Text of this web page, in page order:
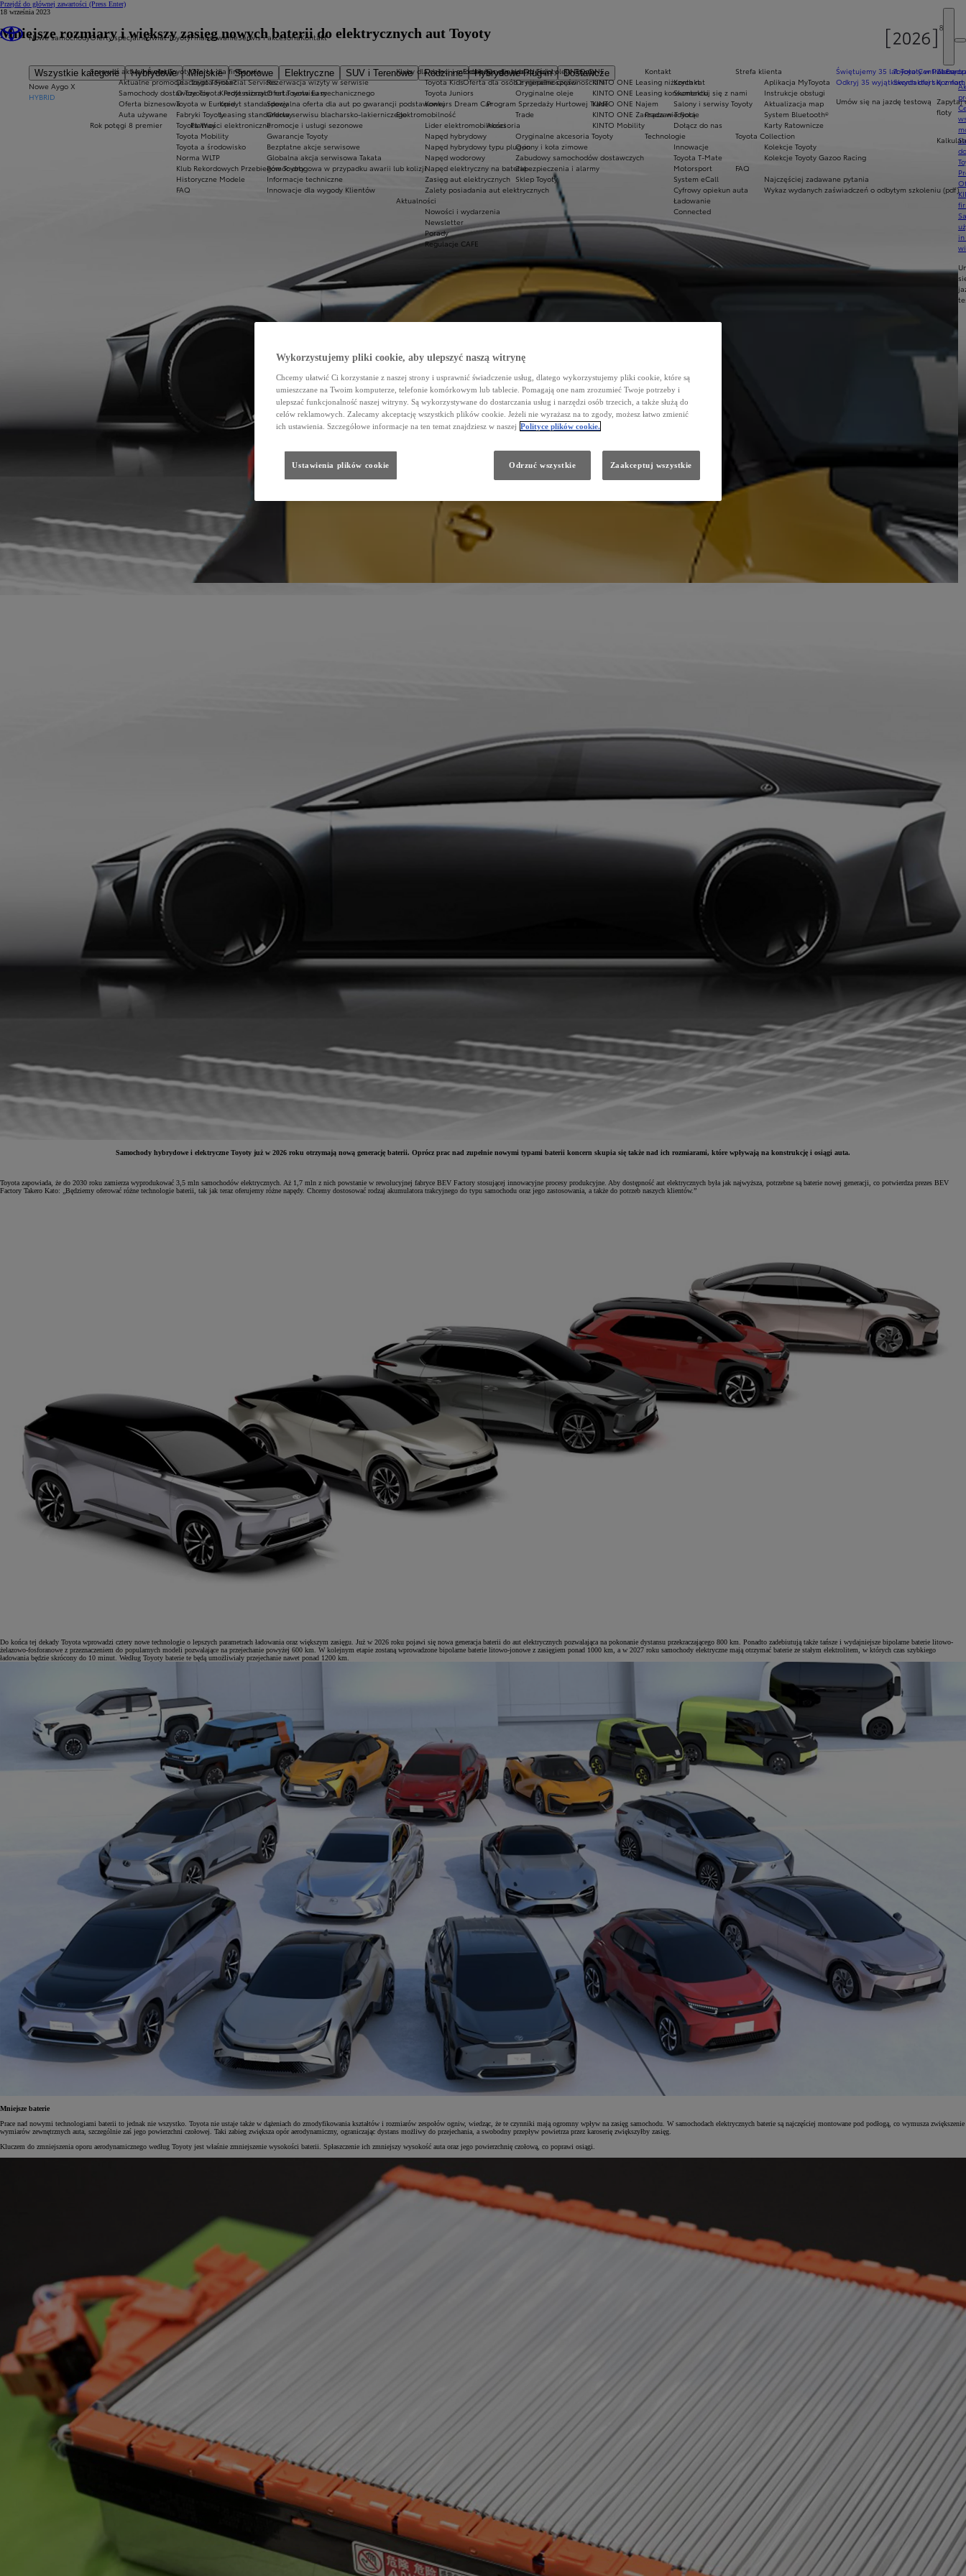
Przejdź do głównej zawartości (Press Enter)
Nowe samochody
Wszystkie kategorie Hybrydowe Miejskie Sportowe Elektryczne SUV i Terenowe Rodzinne Hybrydowe Plug-in
Dostawcze
Nowe Aygo X
HYBRID
Od81 900 zł
Od105 300 zł
Corolla Hatchback
HYBRID
Oferty specjalne
Sprawdź aktualne oferty
Aktualne promocje
Samochody dostawcze Toyota Professional
Oferta biznesowa
Auta używane
Rok potęgi 8 premier
Ekobonus dla hybryd Toyoty
Oferta dla osób z niepełnosprawnościami
Świętujemy 35 lat Toyoty w Polsce
Odkryj 35 wyjątkowych ofert
Umów się na jazdę testową
Świat Toyoty
Świat Toyoty
Dlaczego Toyota?
O Toyocie
Toyota w Europie
Fabryki Toyoty
Toyota Way
Toyota Mobility
Toyota a środowisko
Norma WLTP
Klub Rekordowych Przebiegów Toyoty
Historyczne Modele
FAQ
Kluby dla dzieci i młodzieży
Toyota Kids
Toyota Juniors
Konkurs Dream Car
Elektromobilność
Lider elektromobilności
Napęd hybrydowy
Napęd hybrydowy typu plug-in
Napęd wodorowy
Napęd elektryczny na baterię
Zasięg aut elektrycznych
Zalety posiadania aut elektrycznych
Aktualności
Nowości i wydarzenia
Newsletter
Porady
Regulacje CAFE
Kontakt
Kontakt
Skontaktuj się z nami
Salony i serwisy Toyoty
Praca w Toyocie
Dołącz do nas
Technologie
Innowacje
Toyota T-Mate
Motorsport
System eCall
Cyfrowy opiekun auta
Ładowanie
Connected
Toyota Central
Skontaktuj się z
Finansowanie
Oferta dla firm
Toyota Financial Services
Kredyt niższych rat Toyota Easy
Kredyt standardowy
Leasing standardowy
Płatności elektroniczne
KINTO ONE
KINTO ONE Leasing niższych rat
KINTO ONE Leasing konsumencki
KINTO ONE Najem
KINTO ONE Zarządzanie flotą
KINTO Mobility
Komfort
Zapytaj
floty
Serwis i akcesoria
Serwis
Rezerwacja wizyty w serwisie
Oferta serwisu mechanicznego
Specjalna oferta dla aut po gwarancji podstawowej
Oferta serwisu blacharsko-lakierniczego
Promocje i usługi sezonowe
Gwarancje Toyoty
Bezpłatne akcje serwisowe
Globalna akcja serwisowa Takata
Pomoc drogowa w przypadku awarii lub kolizji
Informacje techniczne
Innowacje dla wygody Klientów
Oryginalne części i oleje Toyoty
Oryginalne części
Oryginalne oleje
Program Sprzedaży Hurtowej Trade
Trade
Akcesoria
Oryginalne akcesoria Toyoty
Opony i koła zimowe
Zabudowy samochodów dostawczych
Zabezpieczenia i alarmy
Sklep Toyoty
Strefa klienta
Aplikacja MyToyota
Instrukcje obsługi
Aktualizacja map
System Bluetooth®
Karty Ratownicze
Toyota Collection
Kolekcje Toyoty
Kolekcje Toyoty Gazoo Racing
FAQ
Najczęściej zadawane pytania
Wykaz wydanych zaświadczeń o odbytym szkoleniu (pdf)
Kontakt
18 września 2023
Mniejsze rozmiary i większy zasięg nowych baterii do elektrycznych aut Toyoty
Samochody hybrydowe i elektryczne Toyoty już w 2026 roku otrzymają nową generację baterii. Oprócz prac nad zupełnie nowymi typami baterii koncern skupia się także nad ich rozmiarami, które wpływają na konstrukcję i osiągi auta.
Toyota zapowiada, że do 2030 roku zamierza wyprodukować 3,5 mln samochodów elektrycznych. Aż 1,7 mln z nich powstanie w rewolucyjnej fabryce BEV Factory stosującej innowacyjne procesy produkcyjne. Aby dostępność aut elektrycznych była jak najwyższa, potrzebne są baterie nowej generacji, co potwierdza prezes BEV
Factory Takero Kato: „Będziemy oferować różne technologie baterii, tak jak teraz oferujemy różne napędy. Chcemy dostosować rodzaj akumulatora trakcyjnego do typu samochodu oraz jego zastosowania, a także do potrzeb naszych klientów.”
Do końca tej dekady Toyota wprowadzi cztery nowe technologie o lepszych parametrach ładowania oraz większym zasięgu. Już w 2026 roku pojawi się nowa generacja baterii do aut elektrycznych pozwalająca na pokonanie dystansu przekraczającego 800 km. Ponadto zadebiutują także tańsze i wydajniejsze bipolarne baterie litowo-
żelazowo-fosforanowe z przeznaczeniem do popularnych modeli pozwalające na przejechanie powyżej 600 km. W kolejnym etapie zostaną wprowadzone bipolarne baterie litowo-jonowe z zasięgiem ponad 1000 km, a w 2027 roku samochody elektryczne mają otrzymać baterie ze stałym elektrolitem, w których czas szybkiego
ładowania będzie skrócony do 10 minut. Według Toyoty baterie te będą umożliwiały przejechanie nawet ponad 1200 km.
Mniejsze baterie
Prace nad nowymi technologiami baterii to jednak nie wszystko. Toyota nie ustaje także w dążeniach do zmodyfikowania kształtów i rozmiarów zespołów ogniw, wiedząc, że te czynniki mają ogromny wpływ na zasięg samochodu. W samochodach elektrycznych baterie są najczęściej montowane pod podłogą, co wymusza zwiększenie
wymiarów zewnętrznych auta, szczególnie zaś jego powierzchni czołowej. Taki zabieg zwiększa opór aerodynamiczny, ograniczając dystans możliwy do przejechania, a swobodny przepływ powietrza przez karoserię zwiększyłby zasięg.
Kluczem do zmniejszenia oporu aerodynamicznego według Toyoty jest właśnie zmniejszenie wysokości baterii. Spłaszczenie ich zmniejszy wysokość auta oraz jego powierzchnię czołową, co poprawi osiągi.
Wykorzystujemy pliki cookie, aby ulepszyć naszą witrynę
Chcemy ułatwić Ci korzystanie z naszej strony i usprawnić świadczenie usług, dlatego wykorzystujemy pliki cookie, które są
umieszczane na Twoim komputerze, telefonie komórkowym lub tablecie. Pomagają one nam zrozumieć Twoje potrzeby i
ulepszać funkcjonalność naszej witryny. Są wykorzystywane do dostarczania usług i narzędzi osób trzecich, a także służą do
celów reklamowych. Zalecamy akceptację wszystkich plików cookie. Jeżeli nie wyrażasz na to zgody, możesz łatwo zmienić
ich ustawienia. Szczegółowe informacje na ten temat znajdziesz w naszej Polityce plików cookie.
Ustawienia plików cookie Odrzuć wszystkie Zaakceptuj wszystkie